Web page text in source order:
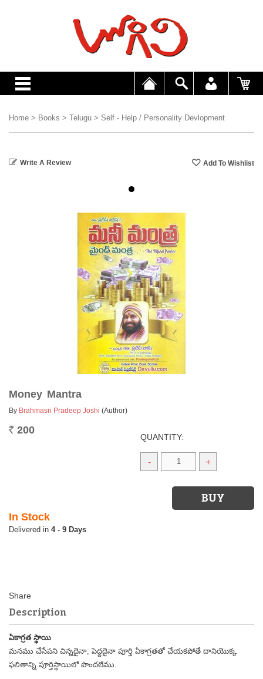
Home > Books > Telugu > Self - Help / Personality Devlopment
Write A Review
Money Mantra
By Brahmasri Pradeep Joshi (Author)
Rs. 200
QUANTITY:
- +
In Stock
4 - 9 Days
Description
ఏకాగ్రత స్థాయి
మనము చేసేపని చిన్నదైనా, పెద్దదైనా పూర్తి ఏకాగ్రతతో చేయకపోతే దానియొక్క
ఫలితాన్ని పూర్తిస్థాయిలో పొందలేము.